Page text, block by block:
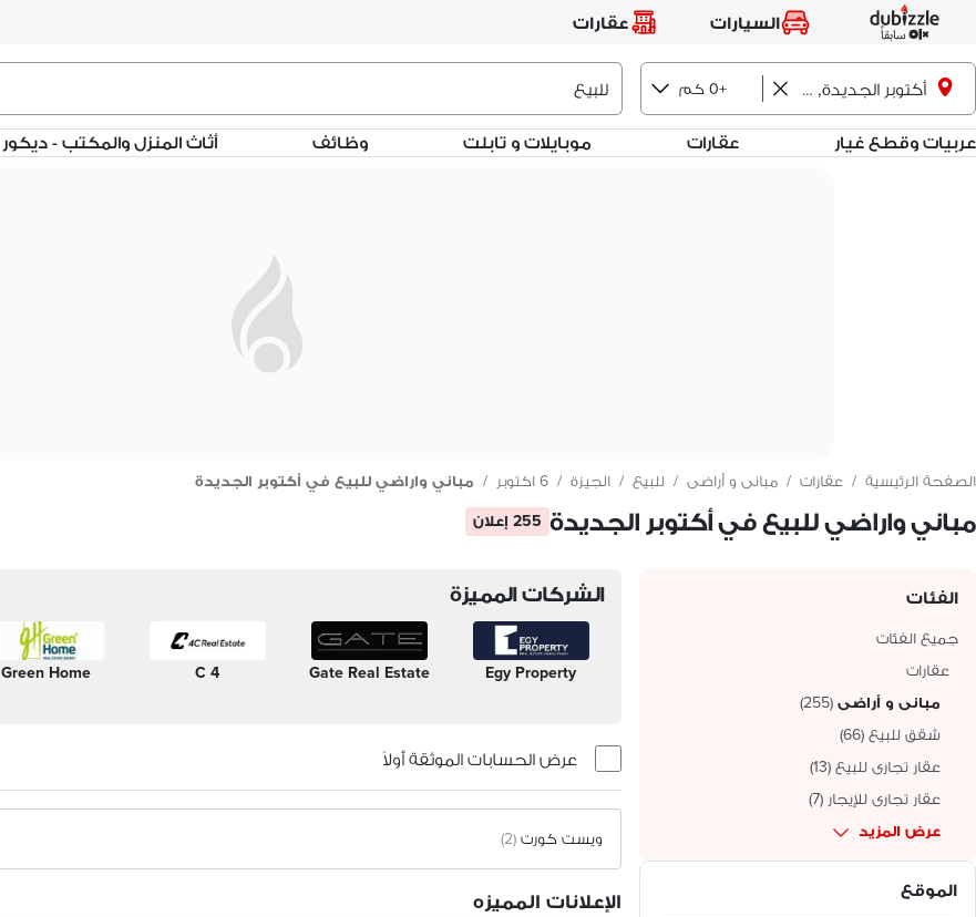
السيارات عقارات
أكتوبر الجديدة, 6 اكتوبر +0 كم
عربيات وقطع غيار عقارات موبايلات و تابلت وظائف أثاث المنزل والمكتب - ديكور
الصفحة الرئيسية / عقارات / مبانى و أراضى / للبيع / الجيزة / 6 اكتوبر / مباني واراضي للبيع في أكتوبر الجديدة
مباني واراضي للبيع في أكتوبر الجديدة 255 إعلان
الفئات
جميع الفئات
عقارات
مبانى و أراضى (
255
)
شقق للبيع (
66
)
عقار تجارى للبيع (
13
)
عقار تجارى للإيجار (
7
)
عرض المزيد
الموقع
الشركات المميزة
Egy Property
Gate Real Estate
4 C
Green Home
عرض الحسابات الموثقة أولاً
ويست كورت (2)
الإعلانات المميزه